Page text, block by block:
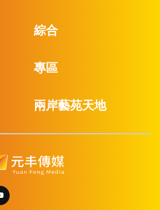
綜合
專區
兩岸藝苑天地